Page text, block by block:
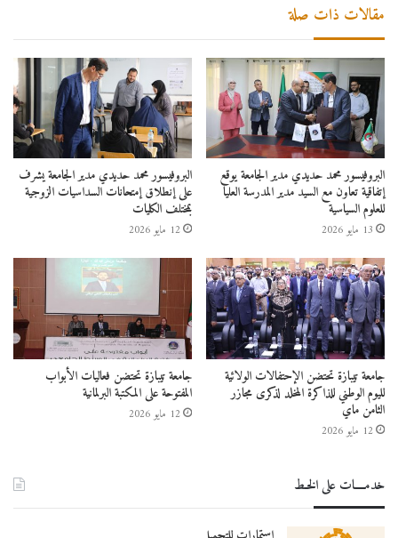
المركز الجامعي مرسلي عبد الله تيبازة
مقالات ذات صلة
البروفيسور محمد حديدي مدير الجامعة يوقع
إتفاقية تعاون مع السيد مدير المدرسة العليا
للعلوم السياسية
13 مايو 2026
البروفيسور محمد حديدي مدير الجامعة يشرف
على إنطلاق إمتحانات السداسيات الزوجية
بمختلف الكليات
12 مايو 2026
جامعة تيبازة تحتضن الإحتفالات الولائية
لليوم الوطني للذاكرة المخلد لذكرى مجازر
الثامن ماي
12 مايو 2026
جامعة تيبازة تحتضن فعاليات الأبواب
المفتوحة على المكتبة البرلمانية
12 مايو 2026
خدمــــات على الخـط